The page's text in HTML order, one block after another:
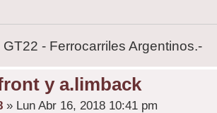
- Ferrocarriles Argentinos.-
y a.limback
» Lun Abr 16, 2018 10:41 pm